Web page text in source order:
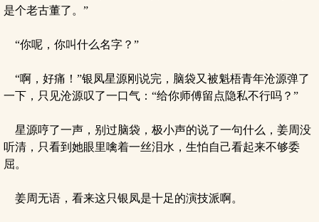
是个老古董了。”
“你呢，你叫什么名字？”
“啊，好痛！”银凤星源刚说完，脑袋又被魁梧青年沧源弹了
一下，只见沧源叹了一口气：“给你师傅留点隐私不行吗？”
星源哼了一声，别过脑袋，极小声的说了一句什么，姜周没
听清，只看到她眼里噙着一丝泪水，生怕自己看起来不够委
屈。
姜周无语，看来这只银凤是十足的演技派啊。